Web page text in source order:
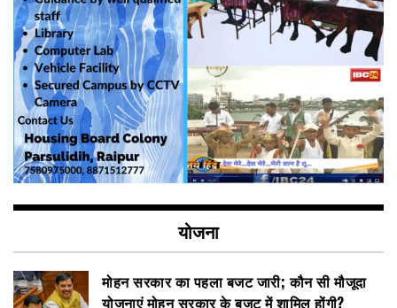
योजना
मोहन सरकार का पहला बजट जारी; कौन सी मौजूदा
योजनाएं मोहन सरकार के बजट में शामिल होंगी?